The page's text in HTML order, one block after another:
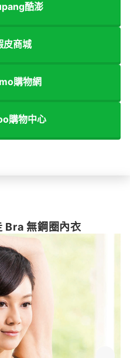
酷澎
皮商城
購物網
購物中心
無鋼圈內衣